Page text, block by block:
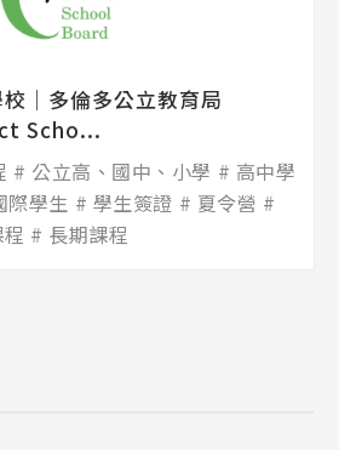
│多倫多公立教育局
Scho...
公立高、國中、小學
高中學
際學生 學生簽證
夏令營
長期課程